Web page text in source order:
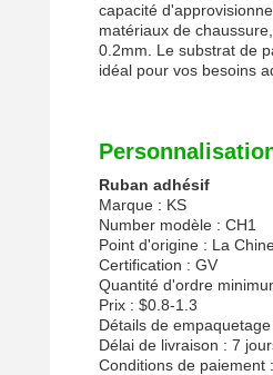
capacité
matériaux de
0.2mm. Le substrat de
idéal pour vos besoins
Ruban adhésif
Marque : KS
Number modèle : CH1
Point d'origine : La
Certification : GV
Quantité d'ordre
Prix : $0.8-1.3
Détails de
Délai de livraison : 7
Conditions de paiement